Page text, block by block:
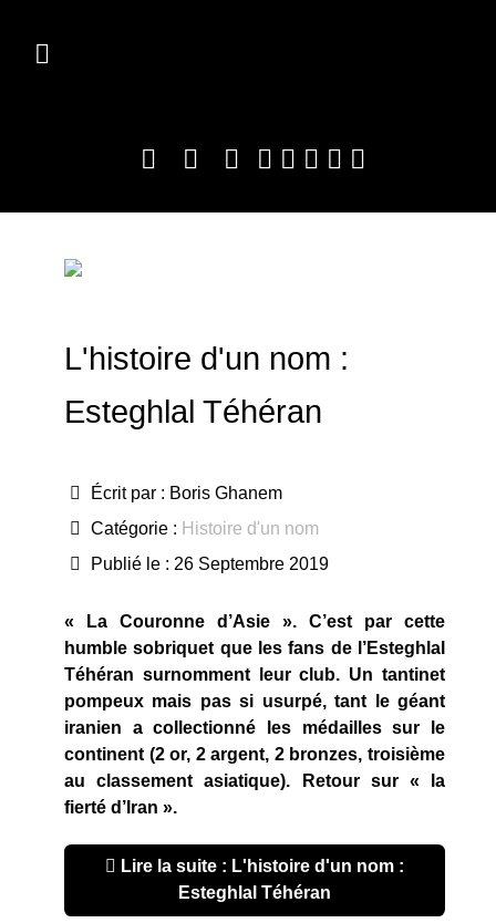
L'histoire d'un nom :
Esteghlal Téhéran
Écrit par : Boris Ghanem
Catégorie : Histoire d'un nom
Publié le : 26 Septembre 2019
« La Couronne d’Asie ». C’est par cette
humble sobriquet que les fans de l’Esteghlal
Téhéran surnomment leur club. Un tantinet
pompeux mais pas si usurpé, tant le géant
iranien a collectionné les médailles sur le
continent (2 or, 2 argent, 2 bronzes, troisième
au classement asiatique). Retour sur « la
fierté d’Iran ».
Lire la suite : L'histoire d'un nom :
Esteghlal Téhéran